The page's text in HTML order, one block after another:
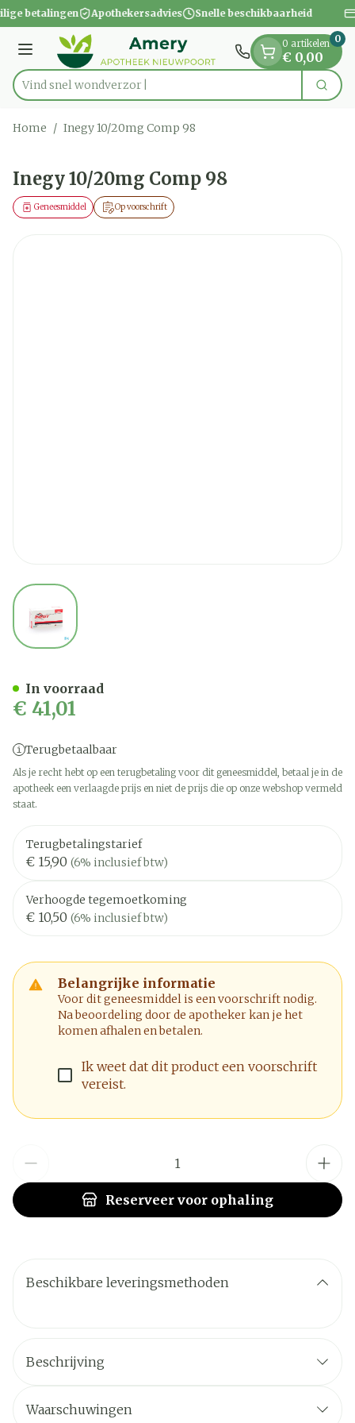
Ga naar de inhoud
1 van 1
betalingen Apothekersadvies Snelle beschikbaarheid
Menu
Product, merk, categorie...
Vind snel Zoek
0 artikelen
€ 0,00
0
Home / Inegy 10/20mg Comp 98
Inegy 10/20mg Comp 98
Op voorschrift
Geneesmiddel
View larger image
€ 41,01
Terugbetaalbaar
Als je recht hebt op een terugbetaling voor dit geneesmiddel, betaal je in de
apotheek een verlaagde prijs en niet de prijs die op onze webshop vermeld
staat.
Terugbetalingstarief
€ 15,90 (6% inclusief btw)
Verhoogde tegemoetkoming
€ 10,50 (6% inclusief btw)
Belangrijke informatie
Voor dit geneesmiddel is een voorschrift nodig.
Na beoordeling door de apotheker kan je het
komen afhalen en betalen.
Ik weet dat dit product een voorschrift
vereist.
Reserveer voor ophaling
In voorraad
Beschikbare leveringsmethoden
Beschrijving
Waarschuwingen